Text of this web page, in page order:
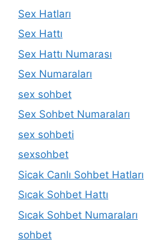
Sex Hatları
Sex Hattı
Sex Hattı Numarası
Sex Numaraları
sex sohbet
Sex Sohbet Numaraları
sex sohbeti
sexsohbet
Sicak Canlı Sohbet Hatları
Sıcak Sohbet Hattı
Sıcak Sohbet Numaraları
sohbet